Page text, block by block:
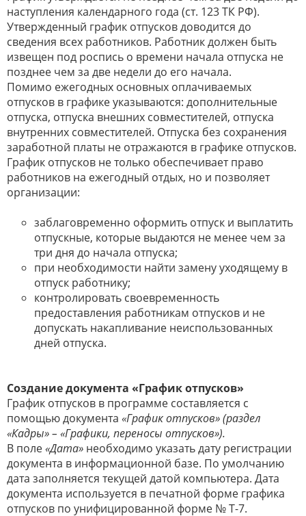
наступления календарного года (ст. 123 ТК РФ).
Утвержденный график отпусков доводится до
сведения всех работников. Работник должен быть
извещен под роспись о времени начала отпуска не
позднее чем за две недели до его начала.
Помимо ежегодных основных оплачиваемых
отпусков в графике указываются: дополнительные
отпуска, отпуска внешних совместителей, отпуска
внутренних совместителей. Отпуска без сохранения
заработной платы не отражаются в графике отпусков.
График отпусков не только обеспечивает право
работников на ежегодный отдых, но и позволяет
организации:
заблаговременно оформить отпуск и выплатить
отпускные, которые выдаются не менее чем за
три дня до начала отпуска;
при необходимости найти замену уходящему в
отпуск работнику;
контролировать своевременность
предоставления работникам отпусков и не
допускать накапливание неиспользованных
дней отпуска.
Создание документа «График отпусков»
График отпусков в программе составляется с
помощью документа «График отпусков» (раздел
«Кадры» – «Графики, переносы отпусков»).
В поле«Дата» необходимо указать дату регистрации
документа в информационной базе. По умолчанию
дата заполняется текущей датой компьютера. Дата
документа используется в печатной форме графика
отпусков по унифицированной форме № Т-7.